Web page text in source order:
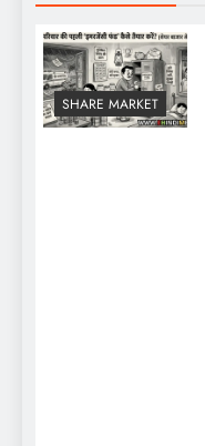
SHARE MARKET